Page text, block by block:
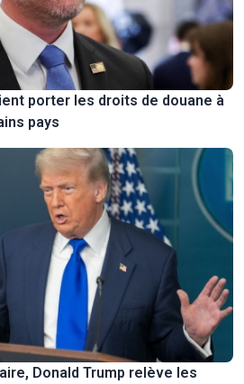
porter les droits de douane à
pays
Donald Trump relève les